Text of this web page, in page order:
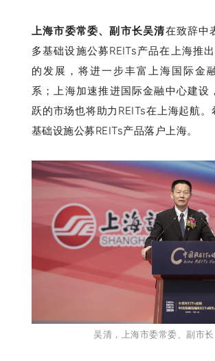
上海市委常委、副市长吴清在致辞中
多基础设施公募REITs产品在上海推
的发展，将进一步丰富上海国际金
系；上海加速推进国际金融中心建设
跃的市场也将助力REITs在上海起航。
基础设施公募REITs产品落户上海。
吴清 ，上海市委常委、副市长